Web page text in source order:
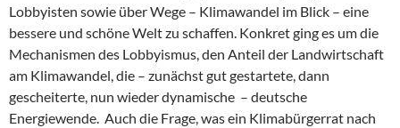
Lobbyisten sowie über Wege – Klimawandel im Blick – eine
bessere und schöne Welt zu schaffen. Konkret ging es um die
Mechanismen des Lobbyismus, den Anteil der Landwirtschaft
am Klimawandel, die – zunächst gut gestartete, dann
gescheiterte, nun wieder dynamische – deutsche
Energiewende. Auch die Frage, was ein Klimabürgerrat nach